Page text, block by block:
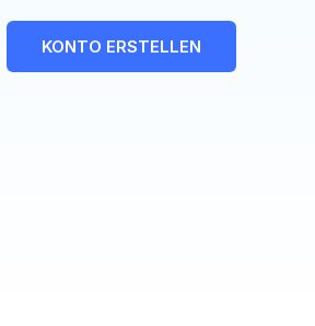
KONTO ERSTELLEN